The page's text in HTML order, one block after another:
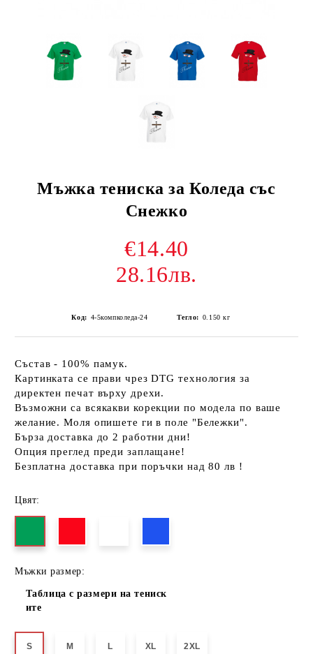
Мъжка тениска за Коледа със
Снежко
€14.40
28.16лв.
Код: 4-5компколеда-24 Тегло: 0.150 кг
Състав - 100% памук.
Картинката се прави чрез DTG технология за
директен печат върху дрехи.
Възможни са всякакви корекции по модела по ваше
желание. Моля опишете ги в поле "Бележки".
Бърза доставка до 2 работни дни!
Опция преглед преди заплащане!
Безплатна доставка при поръчки над 80 лв !
Цвят:
Мъжки размер:
Таблица с размери на тениск
ите
S M L XL 2XL